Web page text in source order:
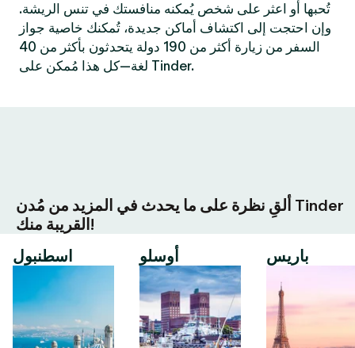
تُحبها أو اعثر على شخص يُمكنه منافستك في تنس الريشة.
وإن احتجت إلى اكتشاف أماكن جديدة، تُمكنك خاصية جواز
السفر من زيارة أكثر من 190 دولة يتحدثون بأكثر من 40
لغة—كل هذا مُمكن على Tinder.
ألقِ نظرة على ما يحدث في المزيد من مُدن Tinder
القريبة منك!
اسطنبول
أوسلو باريس